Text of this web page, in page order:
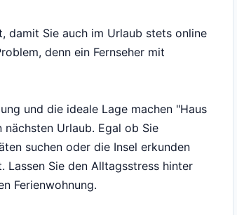
damit Sie auch im Urlaub stets online
denn ein Fernseher mit
und die ideale Lage machen "Haus
Urlaub. Egal ob Sie
suchen oder die Insel erkunden
Lassen Sie den Alltagsstress hinter
Ferienwohnung.